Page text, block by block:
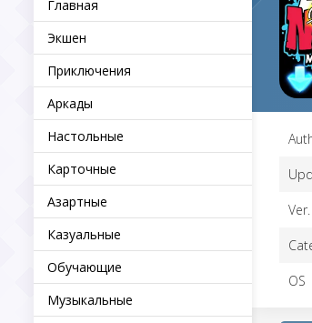
Главная
Экшен
Приключения
Аркады
Настольные
Карточные
Азартные
Казуальные
Обучающие
Музыкальные
Ver.
OS